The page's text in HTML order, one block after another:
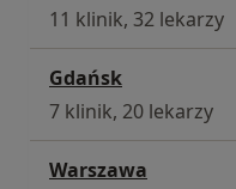
11 klinik, 32 lekarzy
Gdańsk
7 klinik, 20 lekarzy
Warszawa